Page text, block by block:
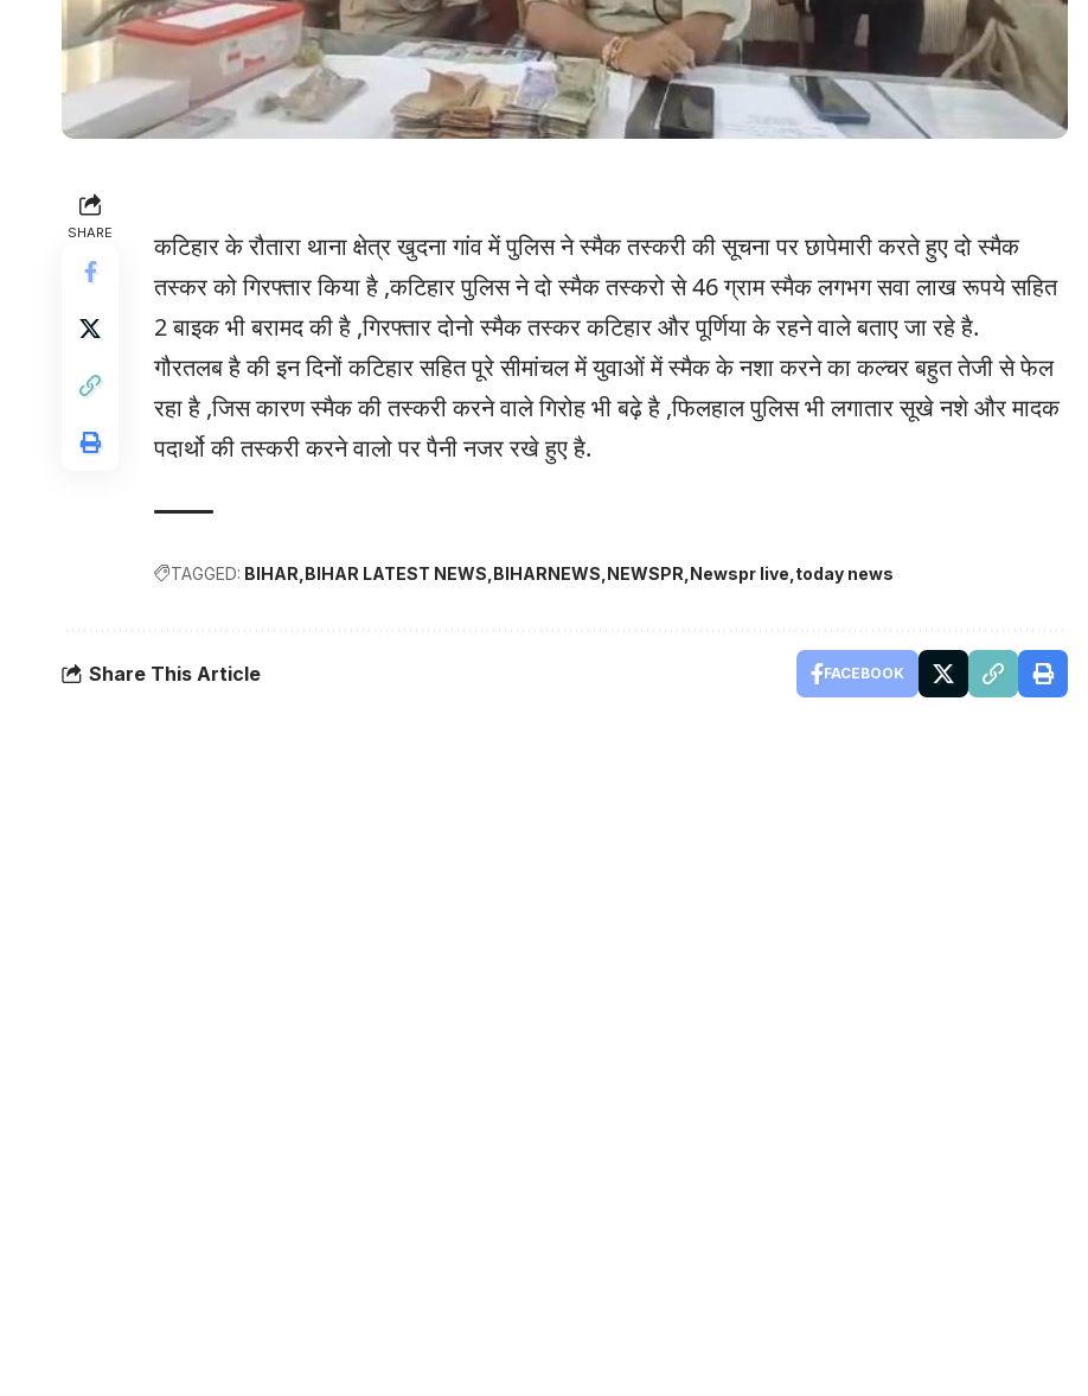
SHARE
कटिहार के रौतारा थाना क्षेत्र खुदना गांव में पुलिस ने स्मैक तस्करी की सूचना पर छापेमारी करते हुए दो स्मैक
तस्कर को गिरफ्तार किया है ,कटिहार पुलिस ने दो स्मैक तस्करो से 46 ग्राम स्मैक लगभग सवा लाख रूपये सहित
2 बाइक भी बरामद की है ,गिरफ्तार दोनो स्मैक तस्कर कटिहार और पूर्णिया के रहने वाले बताए जा रहे है.
गौरतलब है की इन दिनों कटिहार सहित पूरे सीमांचल में युवाओं में स्मैक के नशा करने का कल्चर बहुत तेजी से फेल
रहा है ,जिस कारण स्मैक की तस्करी करने वाले गिरोह भी बढ़े है ,फिलहाल पुलिस भी लगातार सूखे नशे और मादक
पदार्थो की तस्करी करने वालो पर पैनी नजर रखे हुए है.
TAGGED: BIHAR BIHAR LATEST NEWS BIHARNEWS NEWSPR Newspr live today news
Share This Article FACEBOOK